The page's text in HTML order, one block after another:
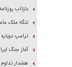
بازتاب روزنامه جوان ۱۵
تنگه ملک
ترامپ
آغاز جنگ